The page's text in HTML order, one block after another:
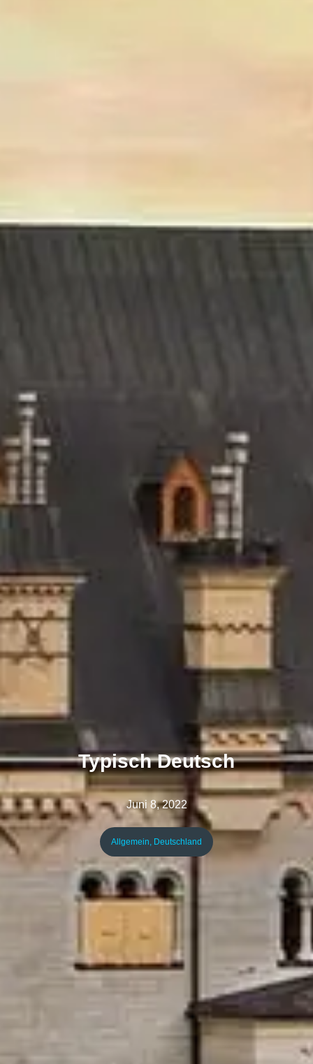
Typisch Deutsch
Juni 8, 2022
Allgemein, Deutschland